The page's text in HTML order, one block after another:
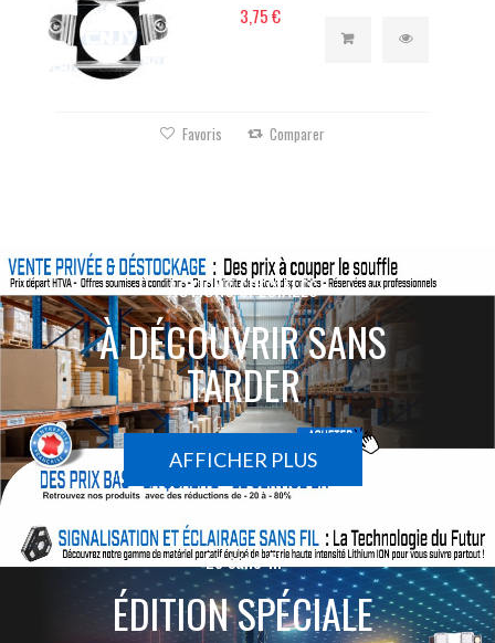
3,75 €
Favoris Comparer
ACTIONS SPÉCIALES
À DÉCOUVRIR SANS
TARDER
AFFICHER PLUS
Le sans-fil
ÉDITION SPÉCIALE